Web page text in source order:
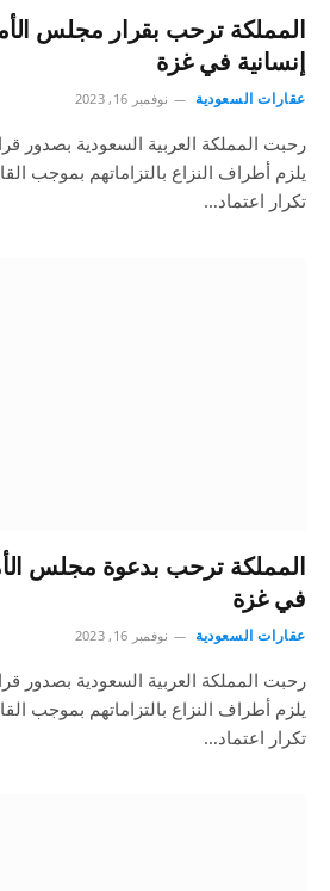
المملكة ترحب بقرار مجلس
إنسانية في غزة
عقارات السعودية نوفمبر 16, 2023
رحبت المملكة العربية السعودية بصدور
يلزم أطراف النزاع بالتزاماتهم بموجب
تكرار اعتماد…
المملكة ترحب بدعوة مجلس
في غزة
عقارات السعودية نوفمبر 16, 2023
رحبت المملكة العربية السعودية بصدور
يلزم أطراف النزاع بالتزاماتهم بموجب
تكرار اعتماد…